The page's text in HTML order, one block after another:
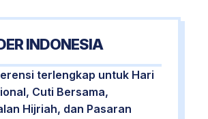
INDONESIA
terlengkap untuk Hari
Cuti Bersama,
Hijriah, dan Pasaran